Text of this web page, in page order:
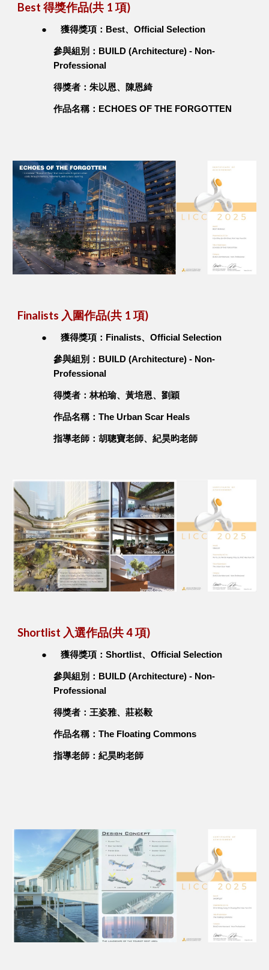
Best 得獎作品(共 1 項)
● 獲得獎項：Best、Official Selection
參與組別：BUILD (Architecture) - Non-
Professional
得獎者：朱以恩、陳恩綺
作品名稱：ECHOES OF THE FORGOTTEN
Finalists 入圍作品(共 1 項)
● 獲得獎項：Finalists、Official Selection
參與組別：BUILD (Architecture) - Non-
Professional
得獎者：林柏瑜、黃培恩、劉穎
作品名稱：The Urban Scar Heals
指導老師：胡聰寶老師、紀昊昀老師
Shortlist 入選作品(共 4 項)
● 獲得獎項：Shortlist、Official Selection
參與組別：BUILD (Architecture) - Non-
Professional
得獎者：王姿雅、莊崧毅
作品名稱：The Floating Commons
指導老師：紀昊昀老師